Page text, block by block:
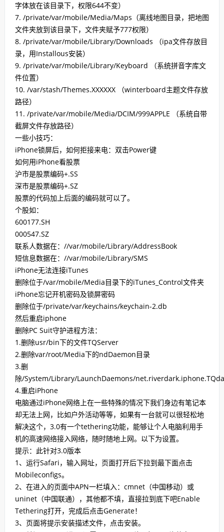
字体放在该目录下，权限644不变）
7. /private/var/mobile/Media/Maps（离线地图目录，把地图
文件夹放到该目录下，文件夹赋予777权限）
8. /private/var/mobile/Library/Downloads （ipa文件存放目
录，用Installous安装）
9. /private/var/mobile/Library/Keyboard （系统拼音字库文
件位置）
10. /var/stash/Themes.XXXXXX （winterboard主题文件存放
路径）
11. /private/var/mobile/Media/DCIM/999APPLE （系统自带
截屏文件存放路径）
一些小技巧：
iPhone锁屏后，如何拒接来电：双击Power键
如何用iPhone看股票
沪市是股票编码+.SS
深市是股票编码+.SZ
股票的代码加上后面的编码就可以了。
个股如：
600177.SH
000547.SZ
联系人数据在：//var/mobile/Library/AddressBook
短信息数据在：//var/mobile/Library/SMS
iPhone无法连接iTunes
删除位于/var/mobile/Media目录下的iTunes_Control文件夹
iPhone忘记开机密码及锁屏密码
删除位于/private/var/keychains/keychain-2.db
然后重启iphone
删除PC Suit守护进程方法：
1.删除usr/bin下的文件TQServer
2.删除var/root/Media下的ndDaemon目录
3.删
除/System/Library/LaunchDaemons/
4.重启iPhone
电脑通过iPhone网络上在一些特殊的情况下我们身边有笔记本
却无法上网，比如户外活动等等，如果有一台就可以很轻松地
解决这个，3.0有一个tethering功能，能够让个人电脑利用手
机的高速网络接入网络，随时随地上网。以下为设置。
提示：此针对3.0版本
1、运行Safari，输入网址，页面打开后下拉到最下面点击
Mobileconfigs。
2、在进入的页面中APN一栏填入：cmnet（中国移动）或
uninet（中国联通），其他都不填，直接拉到底下吧Enable
Tethering打开，完成后点击Generate！
3、页面将提示安装描述文件，点击安装。